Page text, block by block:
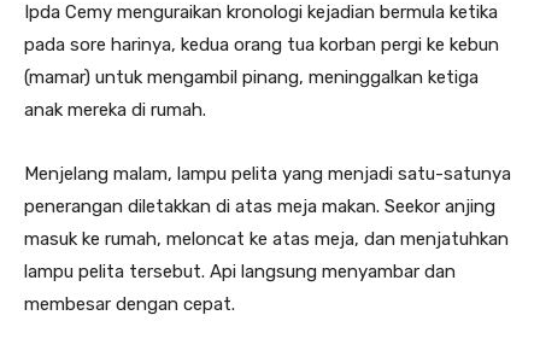
Ipda Cemy menguraikan kronologi kejadian bermula ketika
pada sore harinya, kedua orang tua korban pergi ke kebun
(mamar) untuk mengambil pinang, meninggalkan ketiga
anak mereka di rumah.
Menjelang malam, lampu pelita yang menjadi satu-satunya
penerangan diletakkan di atas meja makan. Seekor anjing
masuk ke rumah, meloncat ke atas meja, dan menjatuhkan
lampu pelita tersebut. Api langsung menyambar dan
membesar dengan cepat.